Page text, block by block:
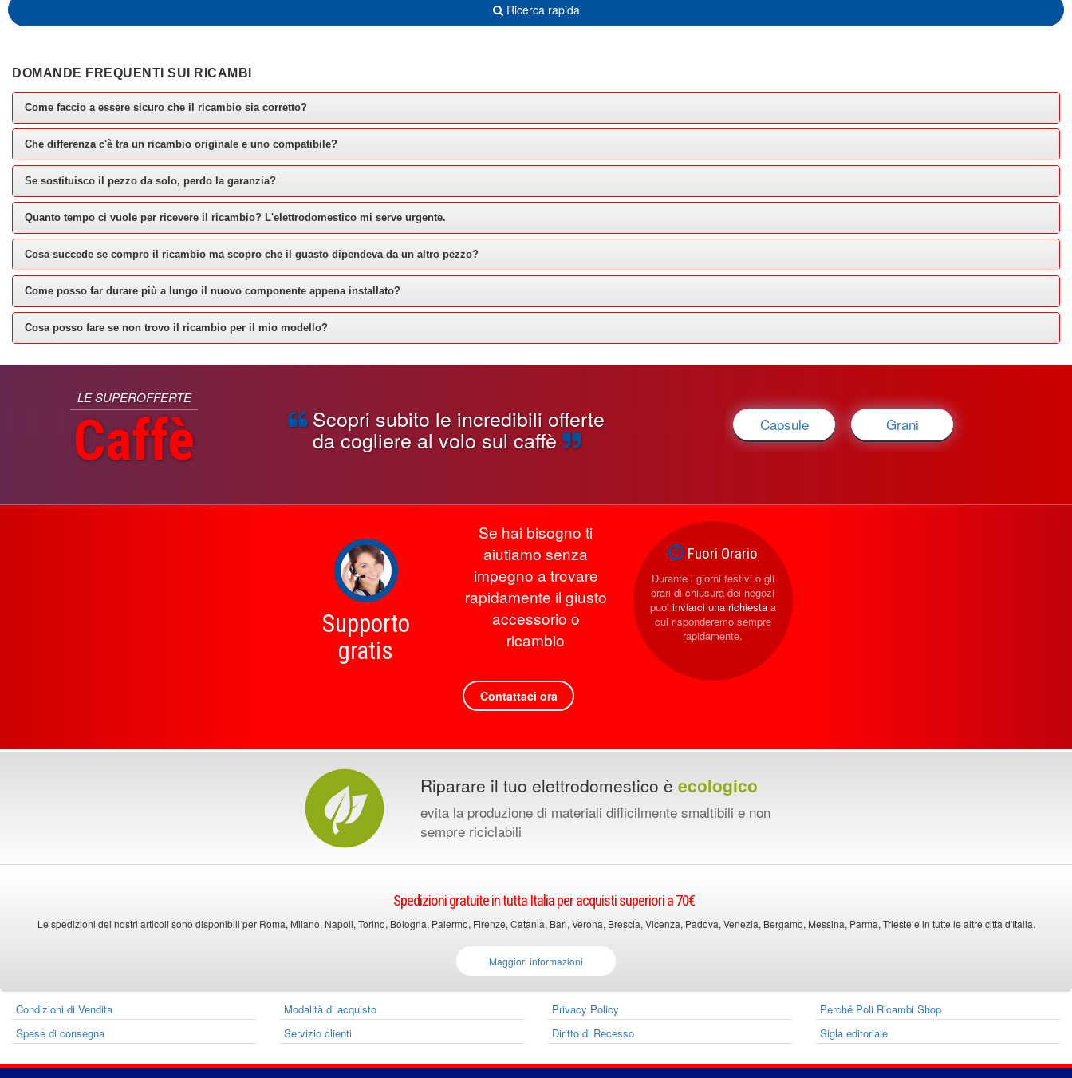
Ricerca rapida
DOMANDE FREQUENTI SUI RICAMBI
Come faccio a essere sicuro che il ricambio sia corretto?
Che differenza c'è tra un ricambio originale e uno compatibile?
Se sostituisco il pezzo da solo, perdo la garanzia?
Quanto tempo ci vuole per ricevere il ricambio? L'elettrodomestico mi serve urgente.
Cosa succede se compro il ricambio ma scopro che il guasto dipendeva da un altro pezzo?
Come posso far durare più a lungo il nuovo componente appena installato?
Cosa posso fare se non trovo il ricambio per il mio modello?
LE SUPEROFFERTE
Caffè Scopri subito le incredibili offerte
da cogliere al volo sul caffè
Capsule Grani
Supporto
gratis
Se hai bisogno ti
aiutiamo senza
impegno a trovare
rapidamente il giusto
accessorio o
ricambio
Contattaci ora
Fuori Orario
Durante i giorni festivi o gli
orari di chiusura dei negozi
puoi inviarci una richiestaa
cui risponderemo sempre
rapidamente.
Riparare il tuo elettrodomestico è ecologico
evita la produzione di materiali difficilmente smaltibili e non
sempre riciclabili
Spedizioni gratuite in tutta Italia per acquisti superiori a 70€
Le spedizioni dei nostri articoli sono disponibili per Roma, Milano, Napoli, Torino, Bologna, Palermo, Firenze, Catania, Bari, Verona, Brescia, Vicenza, Padova, Venezia, Bergamo, Messina, Parma, Trieste e in tutte le altre città d'Italia.
Maggiori informazioni
Condizioni di Vendita Modalità di acquisto Privacy Policy
Perché Poli Ricambi Shop
Spese di consegna
Servizio clienti Diritto di Recesso Sigla editoriale